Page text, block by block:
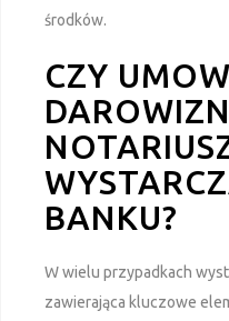
środków.
CZY
BANKU?
W wielu przypadkach
zawierająca kluczowe